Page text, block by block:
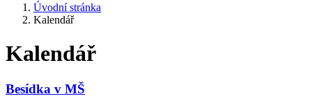
Úvodní stránka
Kalendář
Kalendář
Besídka v MŠ